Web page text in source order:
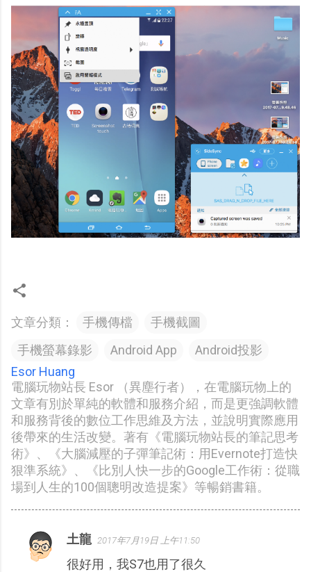
文章分類： 手機傳檔
手機截圖
手機螢幕錄影
Android App
Android投影
Esor Huang
電腦玩物站長 Esor （異塵行者），在電腦玩物上的
文章有別於單純的軟體和服務介紹，而是更強調軟體
和服務背後的數位工作思維及方法，並說明實際應用
後帶來的生活改變。著有《電腦玩物站長的筆記思考
術》、《大腦減壓的子彈筆記術：用Evernote打造快
狠準系統》、《比別人快一步的Google工作術：從職
場到人生的100個聰明改造提案》等暢銷書籍。
留
言
土龍 2017年7月19日 上午11:50
很好用，我S7也用了很久